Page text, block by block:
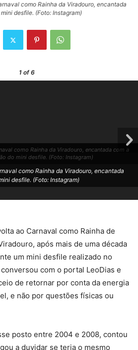
como Rainha da Viradouro, encantada
desfile. (Foto: Instagram)
1 of 6
como Rainha da Viradouro, encantada com a
do mini desfile. (Foto: Instagram)
como Rainha da Viradouro, encantada
desfile. (Foto: Instagram)
ao Carnaval como Rainha de
após mais de uma década
um mini desfile realizado no
com o portal LeoDias e
de retornar por conta da energia
e não por questões físicas ou
posto entre 2004 e 2008, contou
a duvidar se teria o mesmo